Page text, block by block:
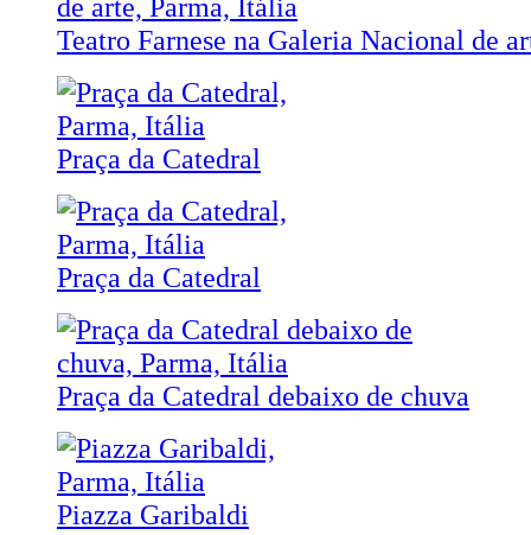
Teatro Farnese na Galeria Nacional de
Praça da Catedral
Praça da Catedral
Praça da Catedral debaixo de chuva
Piazza Garibaldi